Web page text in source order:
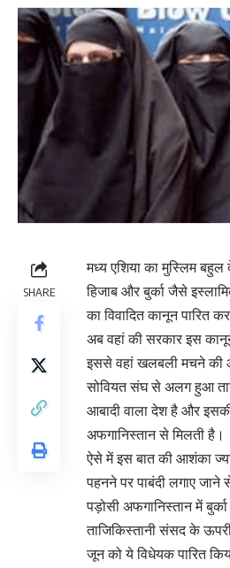
SHARE
मध्य एशिया का मुस्लिम
हिजाब और बुर्का जैसे
का विवादित कानून पारित
अब वहां की सरकार इस
इससे वहां खलबली मचने की
सोवियत संघ से अलग हुआ
आबादी वाला देश है और
अफगानिस्तान से मिलती है।
ऐसे में इस बात की आशंका
पहनने पर पाबंदी लगाए जाने
पड़ोसी अफगानिस्तान में
ताजिकिस्तानी संसद के
जून को ये विधेयक पारित